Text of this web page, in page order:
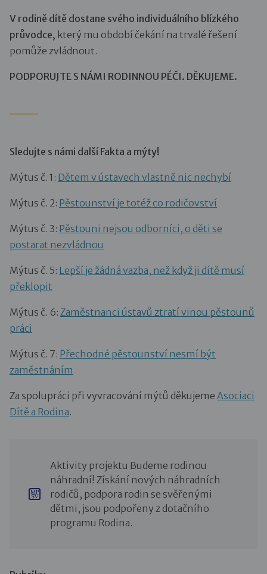
V rodině dítě dostane svého individuálního blízkého
průvodce, který mu období čekání na trvalé řešení
pomůže zvládnout.
PODPORUJTE S NÁMI RODINNOU PÉČI. DĚKUJEME.
Sledujte s námi další Fakta a mýty!
Mýtus č. 1: Dětem v ústavech vlastně nic nechybí
Mýtus č. 2: Pěstounství je totéž co rodičovství
Mýtus č. 3: Pěstouni nejsou odborníci, o děti se
postarat nezvládnou
Mýtus č. 5: Lepší je žádná vazba, než když ji dítě musí
překlopit
Mýtus č. 6: Zaměstnanci ústavů ztratí vinou pěstounů
práci
Mýtus č. 7: Přechodné pěstounství nesmí být
zaměstnáním
Za spolupráci při vyvracování mýtů děkujeme Asociaci
Dítě a Rodina.
Aktivity projektu Budeme rodinou
náhradní! Získání nových náhradních
rodičů, podpora rodin se svěřenými
dětmi, jsou podpořeny z dotačního
programu Rodina.